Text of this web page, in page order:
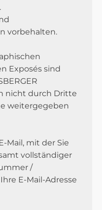
vorbehalten.
Exposés sind
nicht durch Dritte
weitergegeben
Mail, mit der Sie
vollständiger
/
E-Mail-Adresse